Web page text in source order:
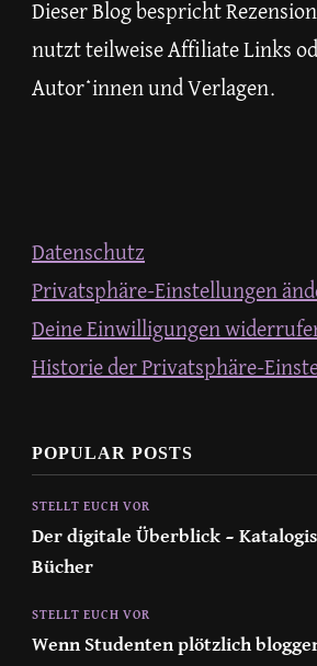
Dieser Blog bespricht
nutzt teilweise Affiliate Links
Autor*innen und Verlagen.
Datenschutz
Privatsphäre-Einstellungen
Deine Einwilligungen
Historie der Privatsphäre-
POPULAR POSTS
STELLT EUCH VOR
Der digitale Überblick –
Bücher
STELLT EUCH VOR
Wenn Studenten plötzlich